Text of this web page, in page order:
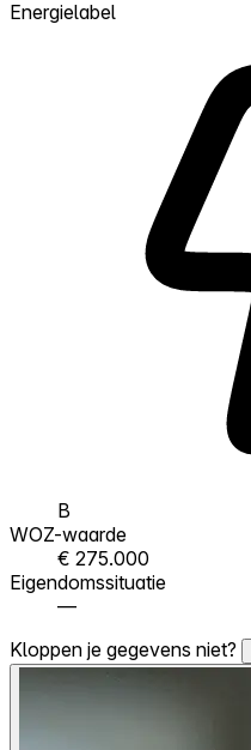
Energielabel
B
WOZ-waarde
€ 275.000
Eigendomssituatie
—
Kloppen je gegevens niet?